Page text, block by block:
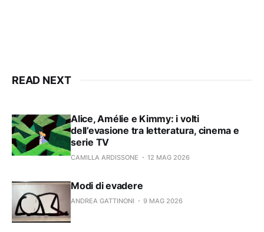
READ NEXT
Alice, Amélie e Kimmy: i volti
dell’evasione tra letteratura, cinema e
serie TV
CAMILLA ARDISSONE 12 MAG 2026
Modi di evadere
ANDREA GATTINONI 9 MAG 2026